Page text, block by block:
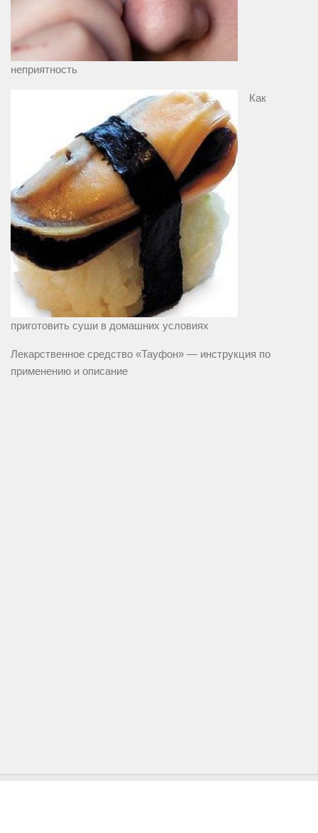
неприятность
Как
приготовить суши в домашних условиях
Лекарственное средство «Тауфон» — инструкция по
применению и описание